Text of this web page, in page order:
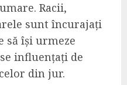
Racii,
sunt încurajați
să își urmeze
influențați de
din jur.